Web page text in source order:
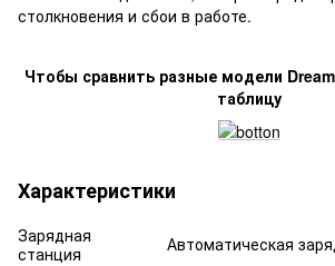
столкновения и сбои в работе.
Чтобы сравнить разные модели
таблицу
Характеристики
Зарядная
станция
Автоматическая